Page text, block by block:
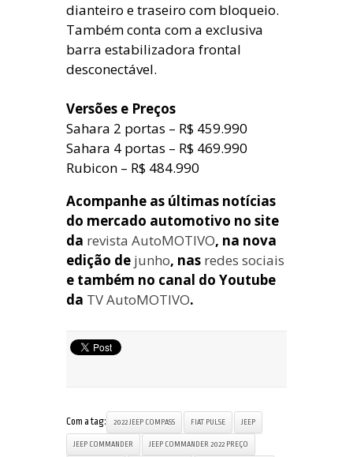
dianteiro e traseiro com bloqueio.
Também conta com a exclusiva
barra estabilizadora frontal
desconectável.
Versões e Preços
Sahara 2 portas – R$ 459.990
Sahara 4 portas – R$ 469.990
Rubicon – R$ 484.990
Acompanhe as últimas notícias
do mercado automotivo no site
da revista AutoMOTIVO, na nova
edição de junho, nas redes sociais
e também no canal do Youtube
da TV AutoMOTIVO.
Com a tag: 2022 JEEP COMPASS FIAT PULSE JEEP
JEEP COMMANDER JEEP COMMANDER 2022 PREÇO